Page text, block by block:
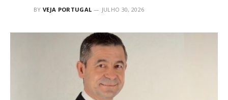
BY VEJA PORTUGAL JULHO 30, 2026